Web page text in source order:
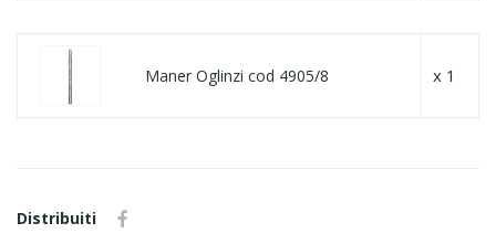
Maner Oglinzi cod 4905/8 x 1
Distribuiti